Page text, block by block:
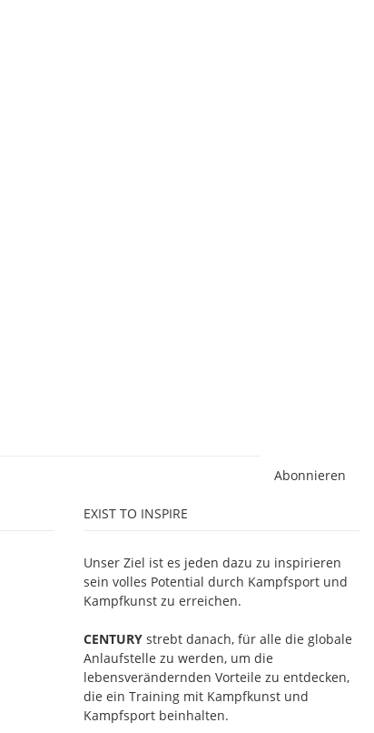
Abonnieren
EXIST TO INSPIRE
Unser Ziel ist es jeden dazu zu inspirieren
sein volles Potential durch Kampfsport und
Kampfkunst zu erreichen.
CENTURY strebt danach, für alle die globale
Anlaufstelle zu werden, um die
lebensverändernden Vorteile zu entdecken,
die ein Training mit Kampfkunst und
Kampfsport beinhalten.